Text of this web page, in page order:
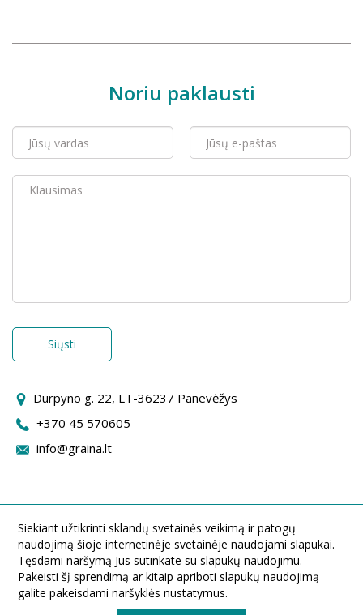
Noriu paklausti
Siųsti
Durpyno g. 22, LT-36237 Panevėžys
+370 45 570605
info@graina.lt
Siekiant užtikrinti sklandų svetainės veikimą ir patogų
naudojimą šioje internetinėje svetainėje naudojami slapukai.
Tęsdami naršymą Jūs sutinkate su slapukų naudojimu.
Pakeisti šį sprendimą ar kitaip apriboti slapukų naudojimą
galite pakeisdami naršyklės nustatymus.